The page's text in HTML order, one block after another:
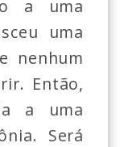
a uma
uma
nenhum
Então,
a uma
Será